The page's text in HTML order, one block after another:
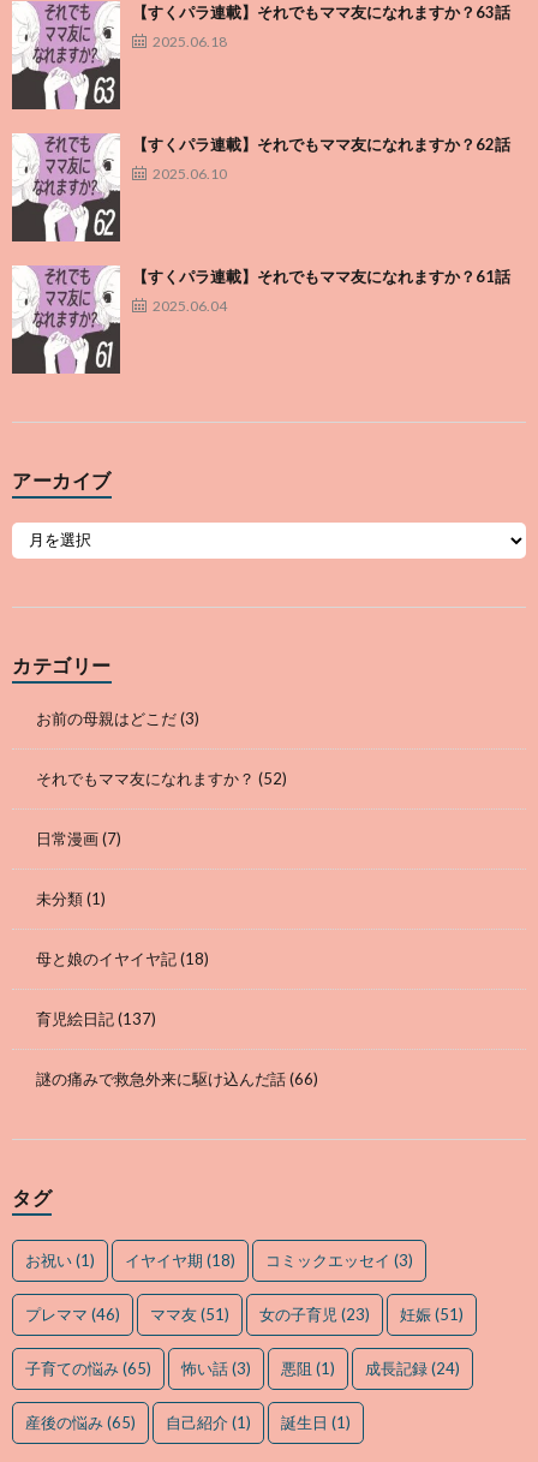
【すくパラ連載】それでもママ友になれますか？63話
2025.06.18
【すくパラ連載】それでもママ友になれますか？62話
2025.06.10
【すくパラ連載】それでもママ友になれますか？61話
2025.06.04
アーカイブ
カテゴリー
お前の母親はどこだ(3)
それでもママ友になれますか？ (52)
日常漫画(7)
未分類(1)
母と娘のイヤイヤ記(18)
育児絵日記(137)
謎の痛みで救急外来に駆け込んだ話(66)
タグ
お祝い(1) イヤイヤ期 (18) コミックエッセイ (3)
プレママ (46) ママ友(51) 女の子育児 (23) 妊娠(51)
子育ての悩み(65) 怖い話(3) 悪阻 (1) 成長記録(24)
産後の悩み(65) 自己紹介(1) 誕生日 (1)